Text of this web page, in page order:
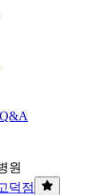
원
덕점